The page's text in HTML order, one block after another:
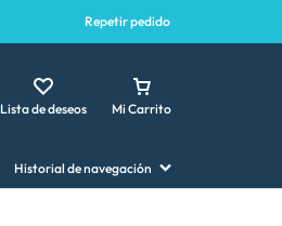
Repetir pedido
Lista de deseos Mi Carrito
Historial de navegación